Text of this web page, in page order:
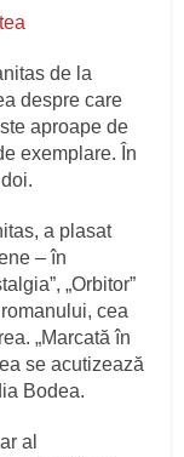
de la
despre care
aproape de
exemplare. În
a plasat
– în
„Orbitor”
cea
„Marcată în
se acutizează
Bodea.
al